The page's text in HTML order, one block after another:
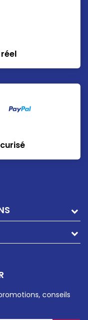
conseils